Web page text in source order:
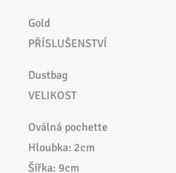
Gold
PŘÍSLUŠENSTVÍ
Dustbag
VELIKOST
Oválná pochette
Hloubka: 2cm
Šířka: 9cm